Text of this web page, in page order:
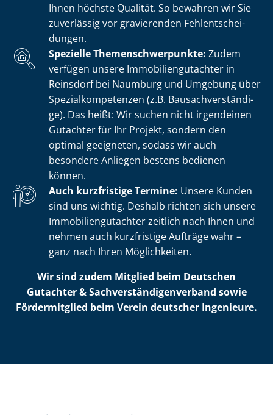
Ihnen höchste Qualität. So bewahren wir Sie
zuverlässig vor gravierenden Fehl­ent­schei­
dun­gen.
Spezielle The­men­schwer­punk­te: Zudem
verfügen unsere Im­mo­bi­li­en­gut­ach­ter in
Reinsdorf bei Naumburg und Umgebung über
Spe­zi­al­kom­pe­ten­zen (z.B. Bau­sach­ver­stän­di­
ge). Das heißt: Wir suchen nicht irgendeinen
Gutachter für Ihr Projekt, sondern den
optimal geeigneten, sodass wir auch
besondere Anliegen bestens bedienen
können.
Auch kurzfristige Termine: Unsere Kunden
sind uns wichtig. Deshalb richten sich unsere
Im­mo­bi­li­en­gut­ach­ter zeitlich nach Ihnen und
nehmen auch kurzfristige Aufträge wahr –
ganz nach Ihren Möglichkeiten.
Wir sind zudem Mitglied beim Deutschen
Gutachter & Sach­ver­stän­di­gen­ver­band sowie
Fördermitglied beim Verein deutscher Ingenieure.